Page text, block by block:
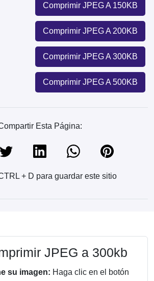
Comprimir JPEG A 150KB
Comprimir JPEG A 200KB
Comprimir JPEG A 300KB
Comprimir JPEG A 500KB
Esta Página:
+ D para guardar este sitio
JPEG a 300kb
su imagen: Haga clic en el botón